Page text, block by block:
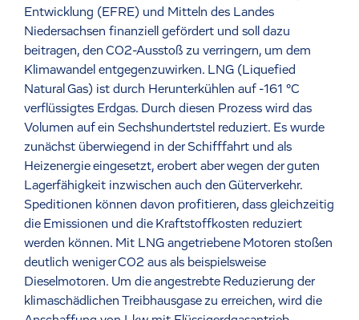
Entwicklung (EFRE) und Mitteln des Landes
Niedersachsen finanziell gefördert und soll dazu
beitragen, den CO2-Ausstoß zu verringern, um dem
Klimawandel entgegenzuwirken. LNG (Liquefied
Natural Gas) ist durch Herunterkühlen auf -161 °C
verflüssigtes Erdgas. Durch diesen Prozess wird das
Volumen auf ein Sechshundertstel reduziert. Es wurde
zunächst überwiegend in der Schifffahrt und als
Heizenergie eingesetzt, erobert aber wegen der guten
Lagerfähigkeit inzwischen auch den Güterverkehr.
Speditionen können davon profitieren, dass gleichzeitig
die Emissionen und die Kraftstoffkosten reduziert
werden können. Mit LNG angetriebene Motoren stoßen
deutlich weniger CO2 aus als beispielsweise
Dieselmotoren. Um die angestrebte Reduzierung der
klimaschädlichen Treibhausgase zu erreichen, wird die